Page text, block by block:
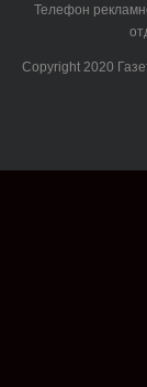
Телефон
Copyright 2020